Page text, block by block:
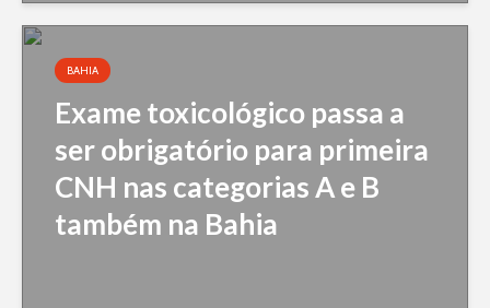
BAHIA
Exame toxicológico passa a
ser obrigatório para primeira
CNH nas categorias A e B
também na Bahia